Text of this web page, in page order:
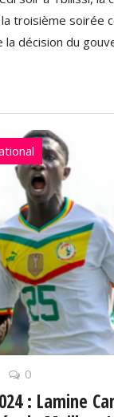
troisième soirée
décision du
0
: Lamine